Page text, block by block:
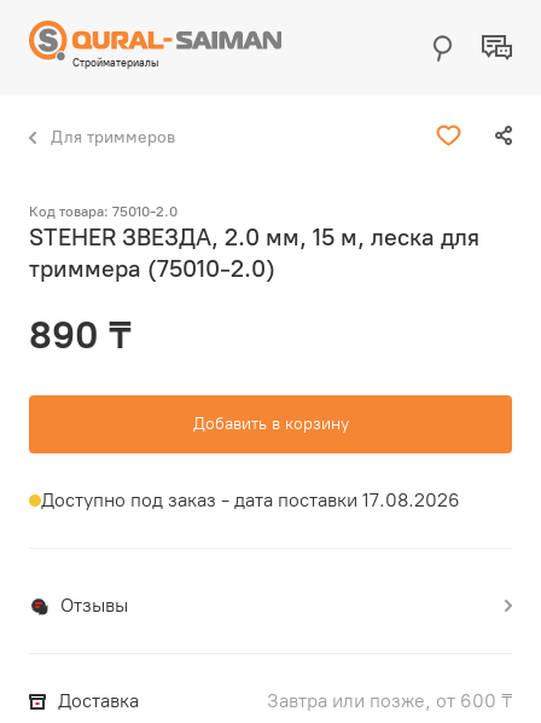
Стройматериалы
Для триммеров
Код товара: 75010-2.0
STEHER ЗВЕЗДА, 2.0 мм, 15 м, леска для
триммера (75010-2.0)
890 ₸
Добавить в корзину
Доступно под заказ - дата поставки 17.08.2026
Отзывы
Доставка Завтра или позже, от 600 ₸